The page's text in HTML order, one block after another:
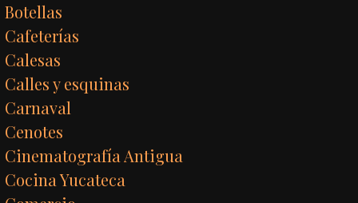
Botellas
Cafeterías
Calesas
Calles y esquinas
Carnaval
Cenotes
Cinematografía Antigua
Cocina Yucateca